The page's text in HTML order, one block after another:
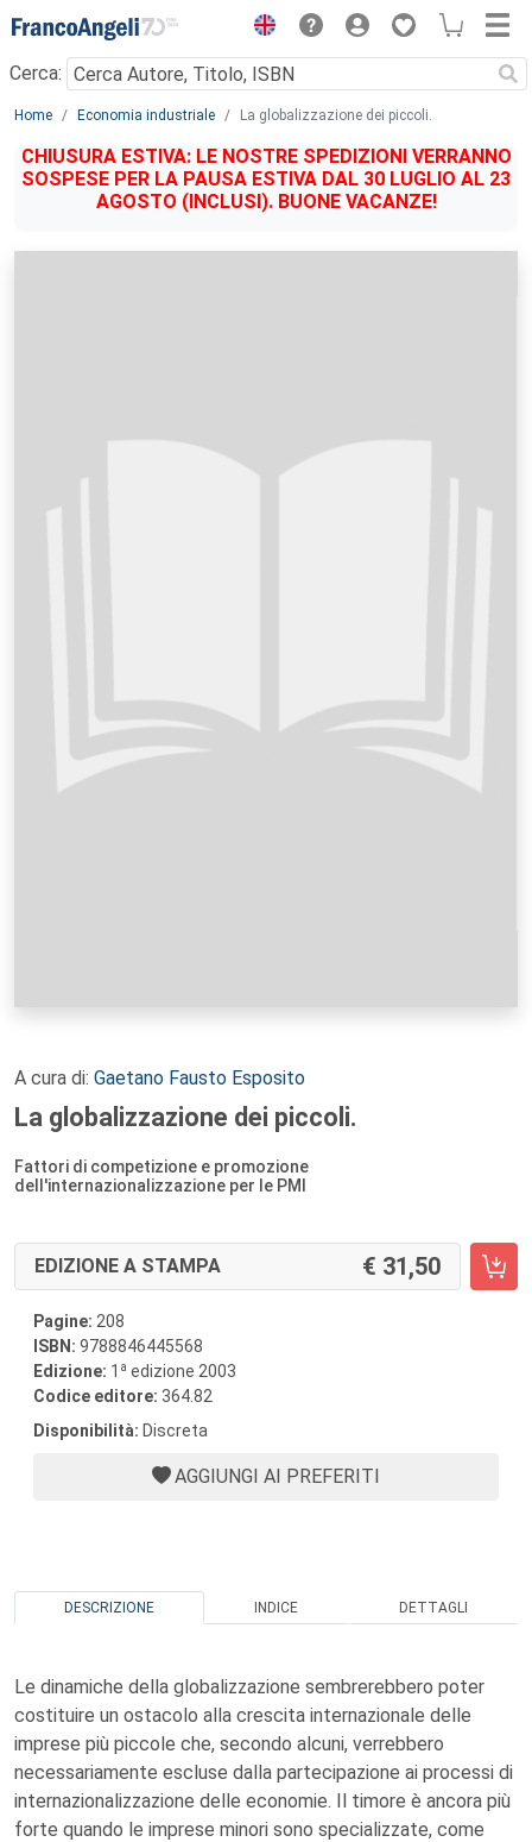
Menu
Cerca:
Main content
Home Economia industriale La globalizzazione dei piccoli.
CHIUSURA ESTIVA: LE NOSTRE SPEDIZIONI VERRANNO
SOSPESE PER LA PAUSA ESTIVA DAL 30 LUGLIO AL 23
AGOSTO (INCLUSI). BUONE VACANZE!
A cura di: Gaetano Fausto Esposito
La globalizzazione dei piccoli.
Fattori di competizione e promozione
dell'internazionalizzazione per le PMI
EDIZIONE A STAMPA 31,50
Pagine: 208
ISBN: 9788846445568
Edizione: 1 a edizione 2003
Codice editore: 364.82
Disponibilità: Discreta
AGGIUNGI AI PREFERITI
DESCRIZIONE INDICE DETTAGLI
Le dinamiche della globalizzazione sembrerebbero poter
costituire un ostacolo alla crescita internazionale delle
imprese più piccole che, secondo alcuni, verrebbero
necessariamente escluse dalla partecipazione ai processi di
internazionalizzazione delle economie. Il timore è ancora più
forte quando le imprese minori sono specializzate, come